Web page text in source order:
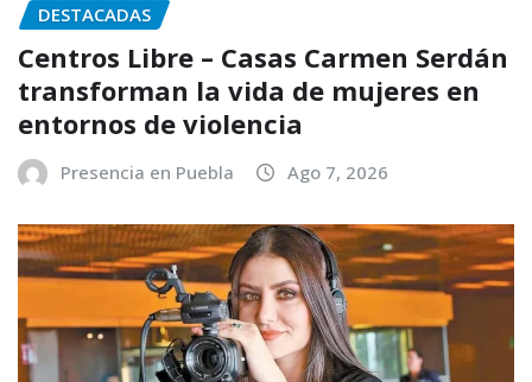
DESTACADAS
Centros Libre – Casas Carmen Serdán
transforman la vida de mujeres en
entornos de violencia
Presencia en Puebla Ago 7, 2026